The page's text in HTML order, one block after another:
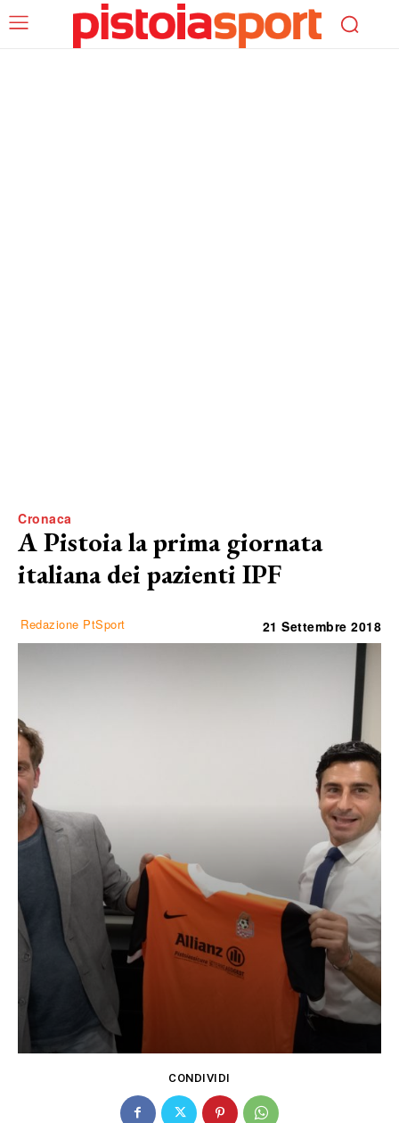
Cronaca
A Pistoia la prima giornata
italiana dei pazienti IPF
Redazione PtSport 21 Settembre 2018
CONDIVIDI